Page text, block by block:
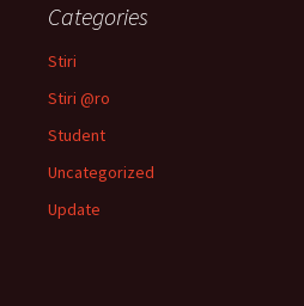
Categories
Stiri
Stiri @ro
Student
Uncategorized
Update